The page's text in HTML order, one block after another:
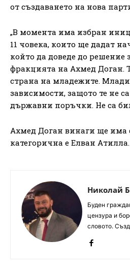
от създаването на нова
„В момента има избран
11 човека, които ще дадат
който да доведе до решение
фракцията на Ахмед Доган.
страна на младежите.
зависимости, защото те не
държавни поръчки. Не са
Ахмед Доган винаги ще има
категорична е Елван Атилла.
Николай
Буден
цензура и
словото.